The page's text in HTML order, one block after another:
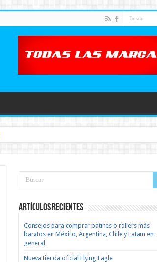
Artículos recientes
Consejos para comprar patines o rollers más
baratos en México, Argentina, Chile y Latam en
general
Nueva tienda oficial Flying Eagle